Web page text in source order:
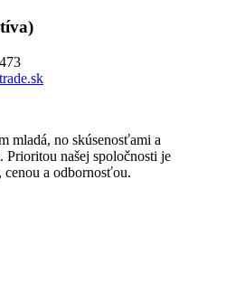
.sk
mladá, no skúsenosťami a
našej spoločnosti je
a odbornosťou.